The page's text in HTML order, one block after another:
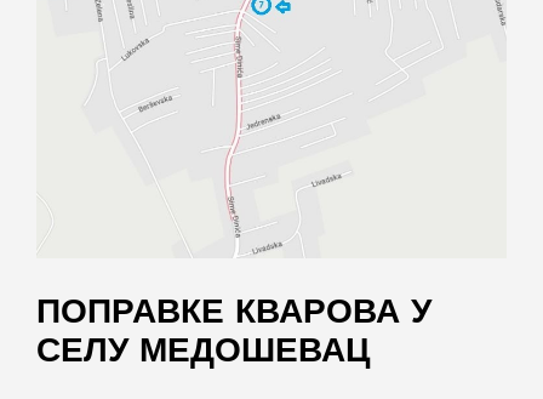
ПОПРАВКЕ КВАРОВА У
СЕЛУ МЕДОШЕВАЦ